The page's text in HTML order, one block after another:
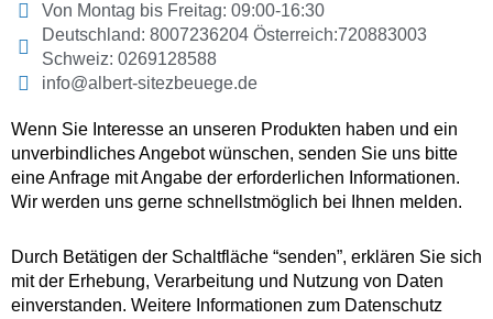
Von Montag bis Freitag: 09:00-16:30
Deutschland: 8007236204 Österreich:720883003
Schweiz: 0269128588
info@albert-sitezbeuege.de
Wenn Sie Interesse an unseren Produkten haben und ein
unverbindliches Angebot wünschen, senden Sie uns bitte
eine Anfrage mit Angabe der erforderlichen Informationen.
Wir werden uns gerne schnellstmöglich bei Ihnen melden.
Durch Betätigen der Schaltfläche “senden”, erklären Sie sich
mit der Erhebung, Verarbeitung und Nutzung von Daten
einverstanden. Weitere Informationen zum Datenschutz